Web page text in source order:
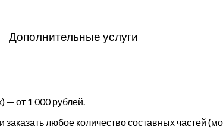
Дополнительные услуги
— от 1 000 рублей.
любое количество составных частей